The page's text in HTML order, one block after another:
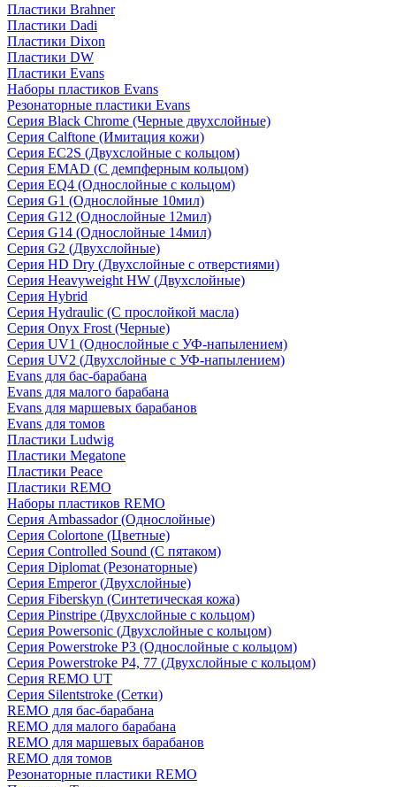
Пластики Brahner
Пластики Dadi
Пластики Dixon
Пластики DW
Пластики Evans
Наборы пластиков Evans
Резонаторные пластики Evans
Серия Black Chrome (Черные двухслойные)
Серия Calftone (Имитация кожи)
Серия EC2S (Двухслойные с кольцом)
Серия EMAD (С демпферным кольцом)
Серия EQ4 (Однослойные с кольцом)
Серия G1 (Однослойные 10мил)
Серия G12 (Однослойные 12мил)
Серия G14 (Однослойные 14мил)
Серия G2 (Двухслойные)
Серия HD Dry (Двухслойные с отверстиями)
Серия Heavyweight HW (Двухслойные)
Серия Hybrid
Серия Hydraulic (С прослойкой масла)
Серия Onyx Frost (Черные)
Серия UV1 (Однослойные с УФ-напылением)
Серия UV2 (Двухслойные с УФ-напылением)
Evans для бас-барабана
Evans для малого барабана
Evans для маршевых барабанов
Evans для томов
Пластики Ludwig
Пластики Megatone
Пластики Peace
Пластики REMO
Наборы пластиков REMO
Серия Ambassador (Однослойные)
Серия Colortone (Цветные)
Серия Controlled Sound (С пятаком)
Серия Diplomat (Резонаторные)
Серия Emperor (Двухслойные)
Серия Fiberskyn (Синтетическая кожа)
Серия Pinstripe (Двухслойные с кольцом)
Серия Powersonic (Двухслойные с кольцом)
Серия Powerstroke P3 (Однослойные с кольцом)
Серия Powerstroke P4, 77 (Двухслойные с кольцом)
Серия REMO UT
Серия Silentstroke (Сетки)
REMO для бас-барабана
REMO для малого барабана
REMO для маршевых барабанов
REMO для томов
Резонаторные пластики REMO